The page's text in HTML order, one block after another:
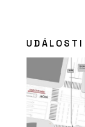
UDÁLOSTI